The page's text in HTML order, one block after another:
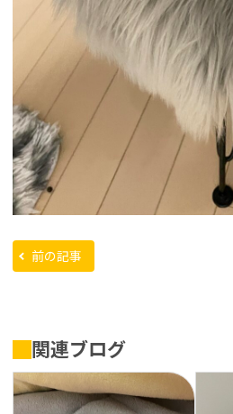
前の記事
関連ブログ